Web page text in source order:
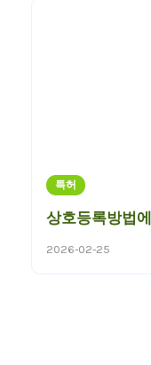
특허
상호등록방법
2026-02-25